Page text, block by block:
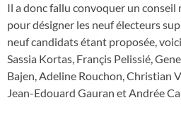
Il a donc fallu convoquer un
pour désigner les neuf électeurs
neuf candidats étant proposée,
Sassia Kortas, Françis Pelissié,
Bajen, Adeline Rouchon, Christian
Jean-Edouard Gauran et Andrée